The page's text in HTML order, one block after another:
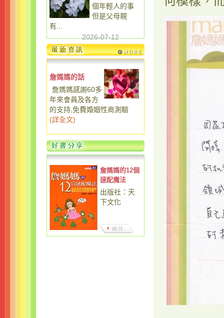
個年輕人的事
但是父母親
有...
2026-07-12
詹媽媽的話
詹媽媽感謝60多
年來會員及各方
的支持,免費婚姻性商測驗
(詳全文)
詹媽媽的12個
速配魔法
出版社：天
下文化